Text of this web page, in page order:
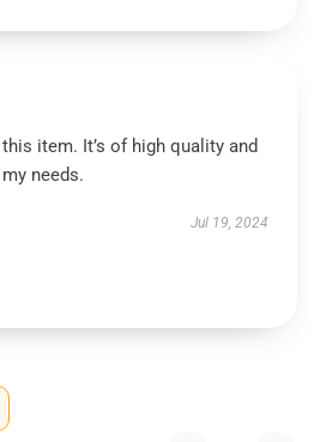
this item. It’s of high quality and
needs.
Jul 19, 2024